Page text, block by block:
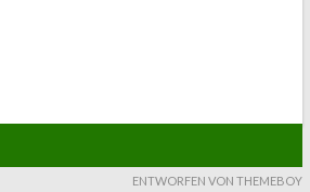
ENTWORFEN VON THEMEBOY